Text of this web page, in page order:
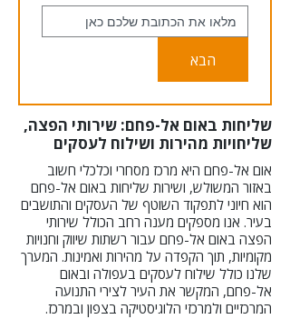
הבא
שליחות באום אל-פחם: שירותי הפצה,
שליחויות מהירות ושילוח לעסקים
אום אל-פחם היא מרכז מסחרי וכלכלי חשוב
באזור המשולש, ושירות שליחות באום אל-פחם
הוא חיוני לתפקוד השוטף של העסקים והתושבים
בעיר. אנו מספקים מענה רחב הכולל שירותי
הפצה באום אל-פחם עבור רשתות שיווק וחנויות
מקומיות, תוך הקפדה על מהירות ואמינות. המערך
שלנו כולל שילוח לעסקים בעפולה ובאום
אל-פחם, המקשר את העיר לצירי התנועה
המרכזיים ולמרכזי הלוגיסטיקה בצפון ובמרכז.